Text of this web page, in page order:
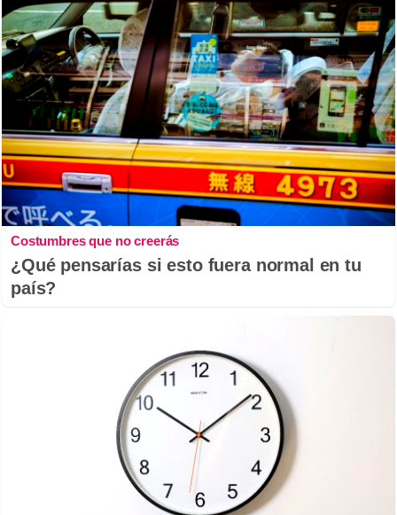
Costumbres que no creerás
¿Qué pensarías si esto fuera normal en tu
país?